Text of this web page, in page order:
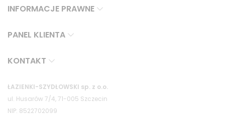
INFORMACJE PRAWNE
PANEL KLIENTA
KONTAKT
ŁAZIENKI-SZYDŁOWSKI sp. z o.o.
ul. Husarów 7/4, 71-005 Szczecin
NIP: 8522702099